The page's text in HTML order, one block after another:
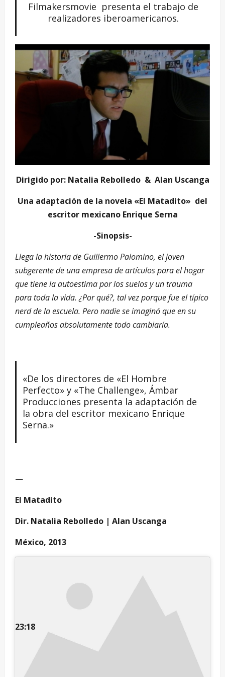
Filmakersmovie presenta el trabajo de
realizadores iberoamericanos.
Dirigido por: Natalia Rebolledo & Alan Uscanga
Una adaptación de la novela «El Matadito» del
escritor mexicano Enrique Serna
-Sinopsis-
Llega la historia de Guillermo Palomino, el joven
subgerente de una empresa de artículos para el hogar
que tiene la autoestima por los suelos y un trauma
para toda la vida. ¿Por qué?, tal vez porque fue el típico
nerd de la escuela. Pero nadie se imaginó que en su
cumpleaños absolutamente todo cambiaría.
«De los directores de «El Hombre
Perfecto» y «The Challenge», Ámbar
Producciones presenta la adaptación de
la obra del escritor mexicano Enrique
Serna.»
—
El Matadito
Dir. Natalia Rebolledo | Alan Uscanga
México, 2013
23:18